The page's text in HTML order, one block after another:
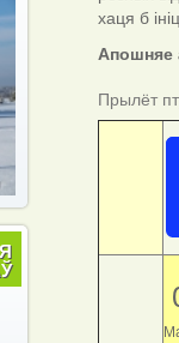
хаця б
Апошняе
Прылёт